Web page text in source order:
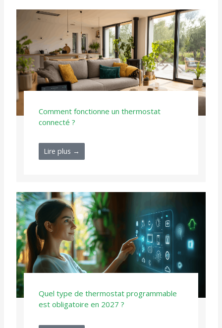
Comment fonctionne un thermostat
connecté ?
Lire plus →
Quel type de thermostat programmable
est obligatoire en 2027 ?